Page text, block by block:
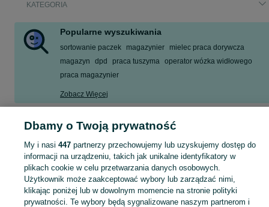
KATEGORIA
Popularne wyszukiwania
sortowanie paczek magazynier
mielec praca dorywcza
magazyn
dpd praca tuszyma operator wózka widłowego
praca magazynier
Zobacz Więcej
Mapa kategorii
Mapa miejscowości
Mapa ministron
Popularne wyszukiwania
Dbamy o Twoją prywatność
My i nasi 447partnerzy przechowujemy lub uzyskujemy dostęp do
informacji na urządzeniu, takich jak unikalne identyfikatory w
plikach cookie w celu przetwarzania danych osobowych.
Użytkownik może zaakceptować wybory lub zarządzać nimi,
klikając poniżej lub w dowolnym momencie na stronie polityki
prywatności. Te wybory będą sygnalizowane naszym partnerom i